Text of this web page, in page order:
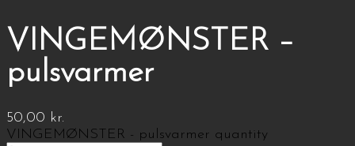
VINGEMØNSTER –
pulsvarmer
50,00 kr.
VINGEMØNSTER - pulsvarmer quantity